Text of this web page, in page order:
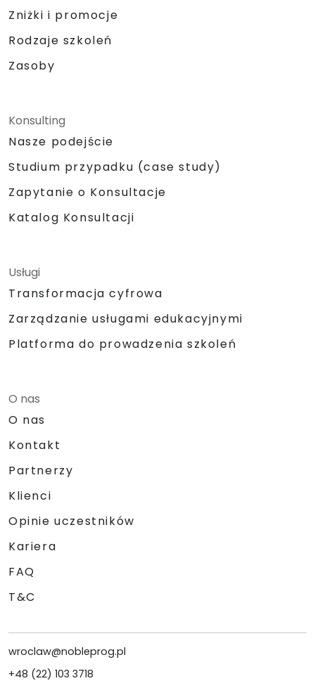
Zniżki i promocje
Rodzaje szkoleń
Zasoby
Konsulting
Nasze podejście
Studium przypadku (case study)
Zapytanie o Konsultacje
Katalog Konsultacji
Usługi
Transformacja cyfrowa
Zarządzanie usługami edukacyjnymi
Platforma do prowadzenia szkoleń
O nas
O nas
Kontakt
Partnerzy
Klienci
Opinie uczestników
Kariera
FAQ
T&C
wroclaw@nobleprog.pl
+48 (22) 103 3718